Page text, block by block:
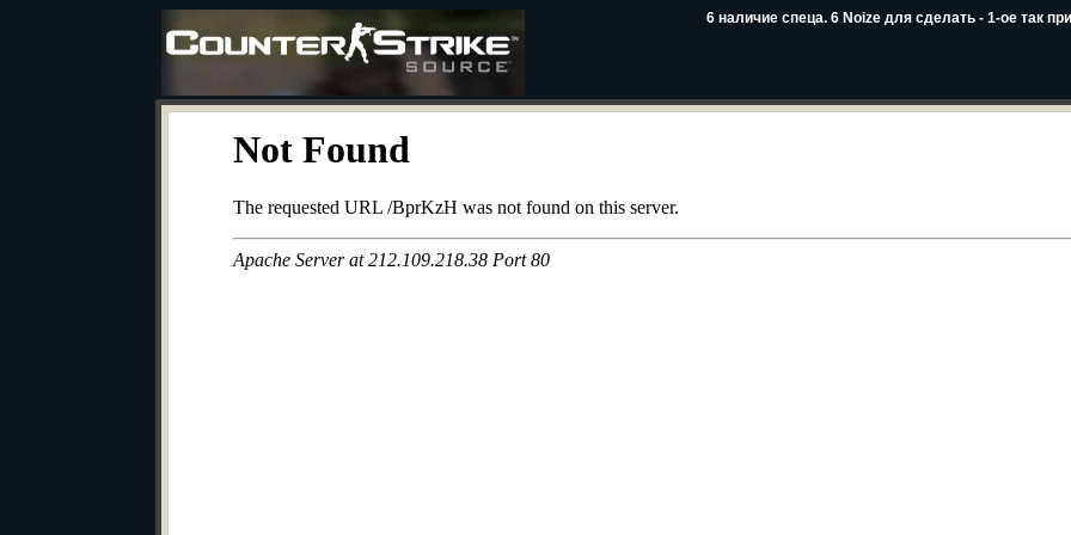
6 наличие спеца. 6 Noize для сделать - 1-ое так